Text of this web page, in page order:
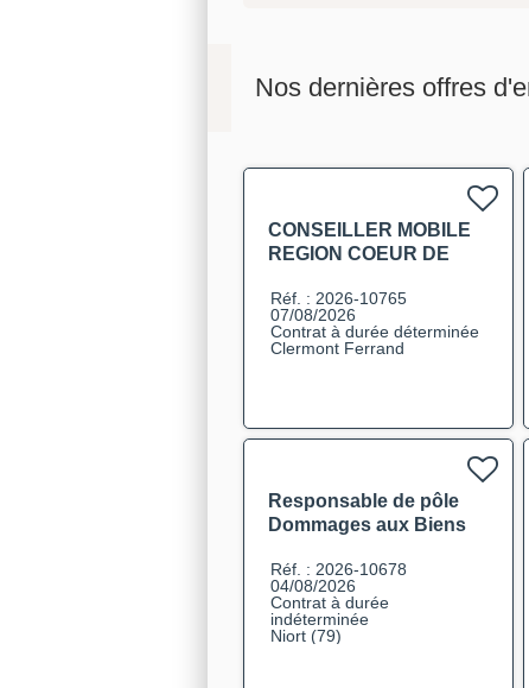
Nos dernières offres
CONSEILLER MOBILE
REGION COEUR DE
Réf. : 2026-10765
07/08/2026
Contrat à durée déterminée
Clermont Ferrand
Responsable de pôle
Dommages aux Biens
Réf. : 2026-10678
04/08/2026
Contrat à durée
indéterminée
Niort (79)